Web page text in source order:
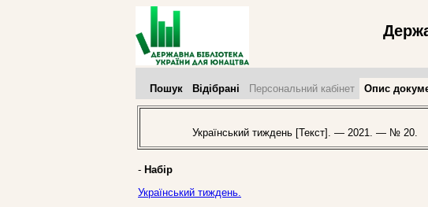
Пошук Відібрані Персональний кабінет Опис
Український тиждень [Текст]. — 2021. — № 20.
- Набір
Український тиждень.